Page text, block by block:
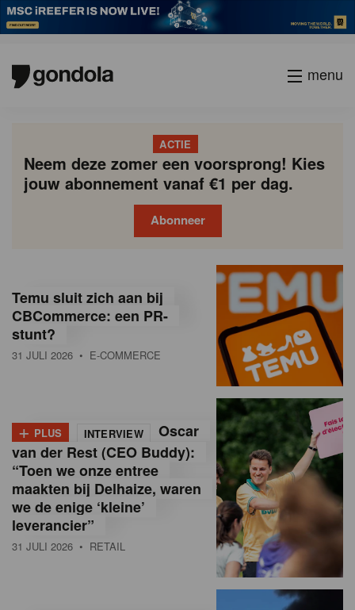
menu
ACTIE
Neem deze zomer een voorsprong! Kies
jouw abonnement vanaf €1 per dag.
Abonneer
o
n
d
a
M
a
g
a
Temu sluit zich aan bij
CBCommerce: een PR-
stunt?
31 JULI 2026 • E-COMMERCE
+ PLUS INTERVIEW
Oscar
van der Rest (CEO Buddy):
“Toen we onze entree
maakten bij Delhaize, waren
we de enige ‘kleine’
leverancier”
31 JULI 2026 • RETAIL